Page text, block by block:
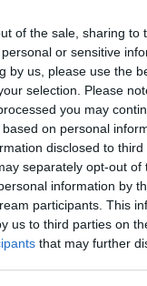
of the sale, sharing to
or sensitive
by us, please use the
selection. Please
you may
on personal
disclosed to
separately opt-out of
information by
participants. This
us to third parties on
that may further
And It Dies
269